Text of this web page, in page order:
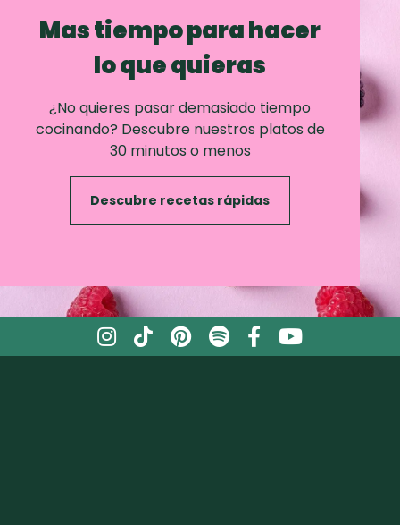
Mas tiempo para hacer
lo que quieras
¿No quieres pasar demasiado tiempo
cocinando? Descubre nuestros platos de
30 minutos o menos
Descubre recetas rápidas